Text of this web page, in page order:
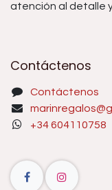
atención al detalle
Contáctenos
Contáctenos
+34 604110758